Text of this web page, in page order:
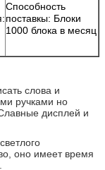
Способность
поставкы: Блоки
1000 блока в месяц
слова и
ручками но
дисплей и
оно имеет время